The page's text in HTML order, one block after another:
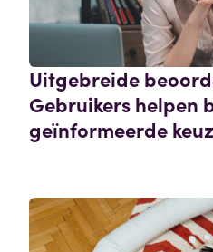
Uitgebreide
Gebruikers helpen
geïnformeerde